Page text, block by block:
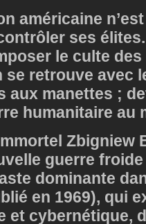
américaine
ses
le culte
se retrouve avec
aux manettes ;
humanitaire au
Zbigniew
guerre
dominante
en 1969), qui
et cybernétique,